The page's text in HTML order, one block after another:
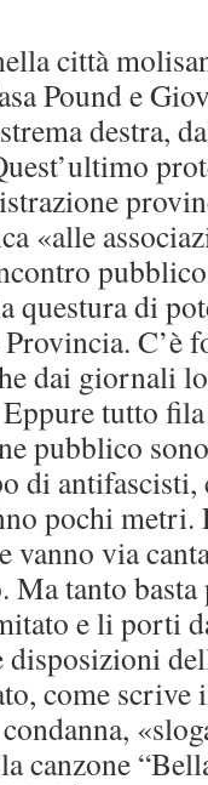
città
Pound e
destra,
«alle
questura di
C’è
dai giornali
tutto
pubblico
di antifascisti,
pochi
vanno via
Ma tanto basta
e li porti
disposizioni
come
canzone